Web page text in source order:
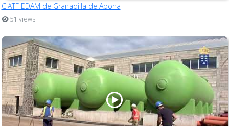
CIATF EDAM de Granadilla de Abona
51 views